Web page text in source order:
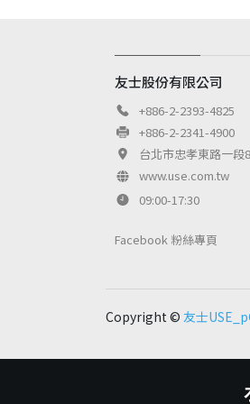
友士股份有限公司
+886-2-2393-4825
+886-2-2341-4900
台北市忠孝東路一段
www.use.com.tw
09:00-17:30
Facebook 粉絲專頁
Copyright © 友士